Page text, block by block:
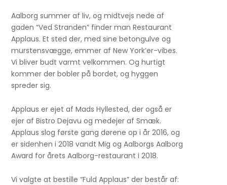
Aalborg summer af liv, og midtvejs nede af
gaden “Ved Stranden” finder man Restaurant
Applaus. Et sted der, med sine betongulve og
murstensvægge, emmer af New York’er-vibes.
Vi bliver budt varmt velkommen. Og hurtigt
kommer der bobler på bordet, og hyggen
spreder sig.
Applaus er ejet af Mads Hyllested, der også er
ejer af Bistro Dejavu og medejer af Smæk.
Applaus slog første gang dørene op i år 2016, og
er sidenhen i 2018 vandt Mig og Aalborgs Aalborg
Award for årets Aalborg-restaurant i 2018.
Vi valgte at bestille “Fuld Applaus” der består af: